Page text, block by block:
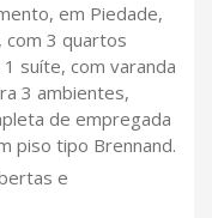
em Piedade,
com 3 quartos
suíte, com varanda
3 ambientes,
de empregada
piso tipo Brennand.
e